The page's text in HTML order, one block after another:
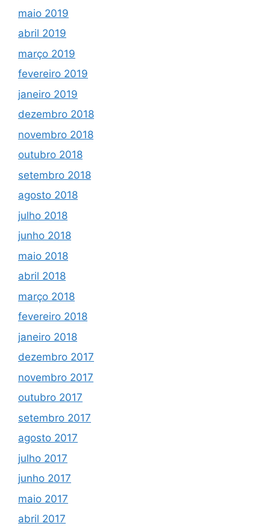
maio 2019
abril 2019
março 2019
fevereiro 2019
janeiro 2019
dezembro 2018
novembro 2018
outubro 2018
setembro 2018
agosto 2018
julho 2018
junho 2018
maio 2018
abril 2018
março 2018
fevereiro 2018
janeiro 2018
dezembro 2017
novembro 2017
outubro 2017
setembro 2017
agosto 2017
julho 2017
junho 2017
maio 2017
abril 2017